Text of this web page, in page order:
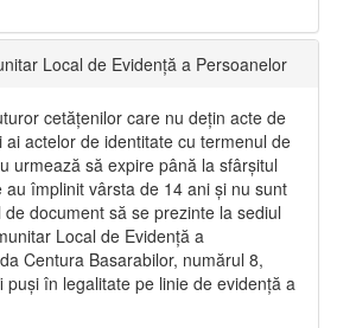
Local de Evidență a Persoanelor
cetățenilor care nu dețin acte de
actelor de identitate cu termenul de
urmează să expire până la sfârșitul
împlinit vârsta de 14 ani și nu sunt
document să se prezinte la sediul
Local de Evidență a
Centura Basarabilor, numărul 8,
puși în legalitate pe linie de evidență a